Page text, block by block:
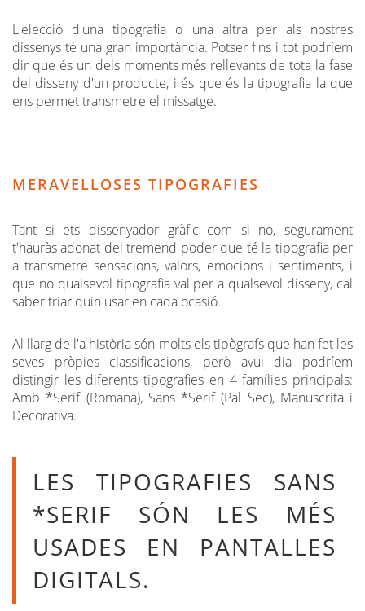
L'elecció d'una tipografia o una altra per als nostres
dissenys té una gran importància. Potser fins i tot podríem
dir que és un dels moments més rellevants de tota la fase
del disseny d'un producte, i és que és la tipografia la que
ens permet transmetre el missatge.
MERAVELLOSES TIPOGRAFIES
Tant si ets dissenyador gràfic com si no, segurament
t'hauràs adonat del tremend poder que té la tipografia per
a transmetre sensacions, valors, emocions i sentiments, i
que no qualsevol tipografia val per a qualsevol disseny, cal
saber triar quin usar en cada ocasió.
Al llarg de l'a història són molts els tipògrafs que han fet les
seves pròpies classificacions, però avui dia podríem
distingir les diferents tipografies en 4 famílies principals:
Amb *Serif (Romana), Sans *Serif (Pal Sec), Manuscrita i
Decorativa.
LES TIPOGRAFIES SANS
*SERIF SÓN LES MÉS
USADES EN PANTALLES
DIGITALS.